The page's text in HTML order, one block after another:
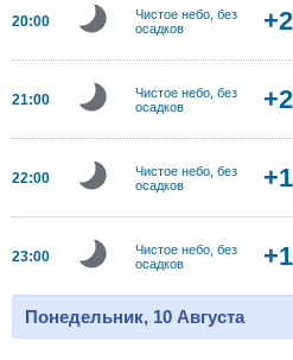
20:00
Чистое небо, без
осадков
21:00
Чистое небо, без
осадков
22:00
Чистое небо, без
осадков
23:00
Чистое небо, без
осадков
Понедельник, 10 Августа